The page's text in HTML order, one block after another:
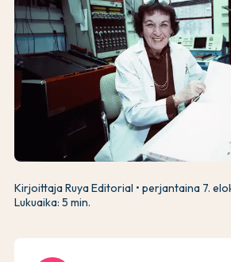
Kirjoittaja Ruya Editorial
perjantaina 7.
Lukuaika: 5 min.